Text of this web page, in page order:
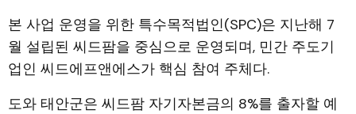
본 사업 운영을 위한 특수목적법인(SPC)은 지난해 7
월 설립된 씨드팜을 중심으로 운영되며, 민간 주도기
업인 씨드에프앤에스가 핵심 참여 주체다.
도와 태안군은 씨드팜 자기자본금의 8%를 출자할 예